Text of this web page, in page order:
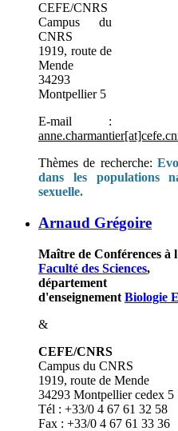
CEFE/CNRS
Campus du
CNRS
1919, route de
Mende
34293
Montpellier 5
E-mail :
Thèmes de recherche:
dans les populations
sexuelle.
Arnaud Grégoire
Maître de Conférences à
Faculté des Sciences,
département
d'enseignement Biologie
&
CEFE/CNRS
Campus du CNRS
1919, route de Mende
34293 Montpellier cedex 5
Tél : +33/0 4 67 61 32 58
Fax : +33/0 4 67 61 33 36